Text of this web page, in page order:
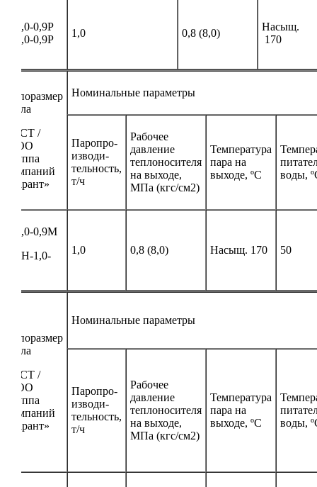
Е-1,0-0,9Р
Е-1,0-0,9Р
1,0 0,8 (8,0)
Насыщ.
170
Типоразмер
котла
ГОСТ /
ООО
Группа
Компаний
«Гарант»
Номинальные параметры
Паропро-
изводи-
тельность,
т/ч
Рабочее
давление
теплоносителя
на выходе,
МПа (кгс/см2)
Температура
пара на
выходе, ºС
воды,
Е-1,0-0,9М
КПН-1,0-
1,0 0,8 (8,0) Насыщ. 170 50
Типоразмер
котла
ГОСТ /
ООО
Группа
Компаний
«Гарант»
Номинальные параметры
Паропро-
изводи-
тельность,
т/ч
Рабочее
давление
теплоносителя
на выходе,
МПа (кгс/см2)
Температура
пара на
выходе, ºС
воды,